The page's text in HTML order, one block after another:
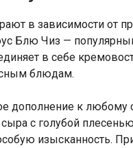
в зависимости от
Блю Чиз —
в себе
блюдам.
дополнение к любому
с голубой
изысканность.